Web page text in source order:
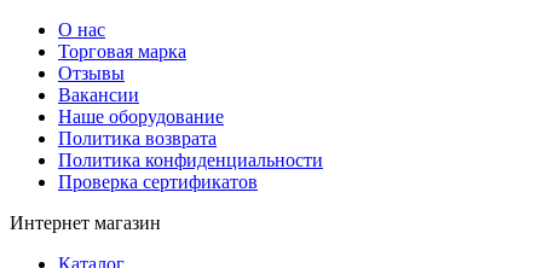
О нас
Торговая марка
Отзывы
Вакансии
Наше оборудование
Политика возврата
Политика конфиденциальности
Проверка сертификатов
Интернет магазин
Каталог